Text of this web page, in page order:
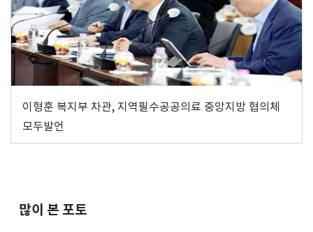
이형훈 복지부 차관, 지역필수공공의료 중앙지방 협의체
모두발언
많이 본 포토